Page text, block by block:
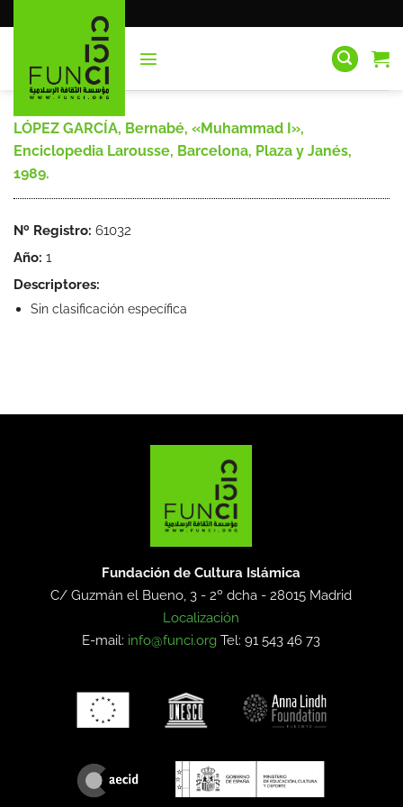
al
LÓPEZ GARCÍA, Bernabé, «Muhammad I»,
Enciclopedia Larousse, Barcelona, Plaza y Janés,
1989.
Nº Registro: 61032
Año: 1
Descriptores:
Sin clasificación específica
Fundación de Cultura Islámica
C/ Guzmán el Bueno, 3 - 2º dcha -28015 Madrid
Localización
E-mail: info@funci.org Tel: 91 543 46 73